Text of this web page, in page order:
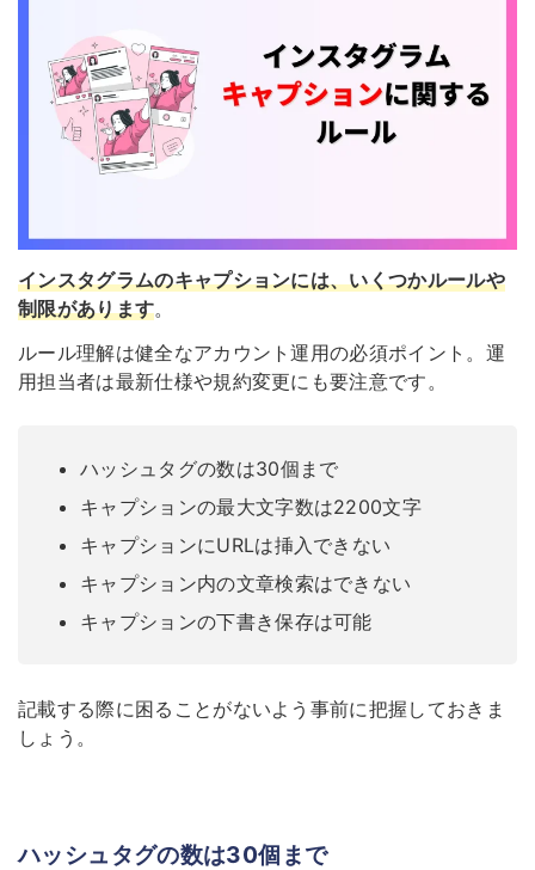
インスタグラムのキャプションには、いくつかルールや
制限があります。
ルール理解は健全なアカウント運用の必須ポイント。運
用担当者は最新仕様や規約変更にも要注意です。
ハッシュタグの数は30個まで
キャプションの最大文字数は2200文字
キャプションにURLは挿入できない
キャプション内の文章検索はできない
キャプションの下書き保存は可能
記載する際に困ることがないよう事前に把握しておきま
しょう。
ハッシュタグの数は30個まで